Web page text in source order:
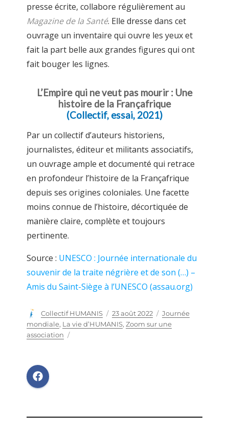
presse écrite, collabore régulièrement au
Magazine de la Santé. Elle dresse dans cet
ouvrage un inventaire qui ouvre les yeux et
fait la part belle aux grandes figures qui ont
fait bouger les lignes.
L’Empire qui ne veut pas mourir : Une
histoire de la Françafrique
(Collectif, essai, 2021)
Par un collectif d’auteurs historiens,
journalistes, éditeur et militants associatifs,
un ouvrage ample et documenté qui retrace
en profondeur l’histoire de la Françafrique
depuis ses origines coloniales. Une facette
moins connue de l’histoire, décortiquée de
manière claire, complète et toujours
pertinente.
Source : UNESCO : Journée internationale du
souvenir de la traite négrière et de son (…) –
Amis du Saint-Siège à l’UNESCO (assau.org)
Auteur
Collectif HUMANIS
Publié
le
23 août 2022 Catégories
Journée
mondiale, La vie d’HUMANIS, Zoom sur une
association